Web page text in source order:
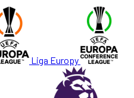
Liga Europy